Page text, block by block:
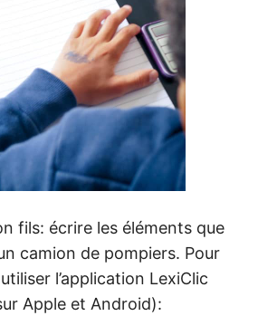
fils: écrire les éléments que
camion de pompiers. Pour
l’application LexiClic
Apple et Android):